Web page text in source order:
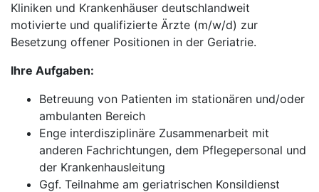
Kliniken und Krankenhäuser deutschlandweit
motivierte und qualifizierte Ärzte (m/w/d) zur
Besetzung offener Positionen in der Geriatrie.
Ihre Aufgaben:
Betreuung von Patienten im stationären und/oder
ambulanten Bereich
Enge interdisziplinäre Zusammenarbeit mit
anderen Fachrichtungen, dem Pflegepersonal und
der Krankenhausleitung
Ggf. Teilnahme am geriatrischen Konsildienst